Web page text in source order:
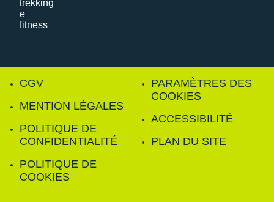
CGV
MENTION LÉGALES
POLITIQUE DE
CONFIDENTIALITÉ
POLITIQUE DE
COOKIES
PARAMÈTRES DES
COOKIES
ACCESSIBILITÉ
PLAN DU SITE